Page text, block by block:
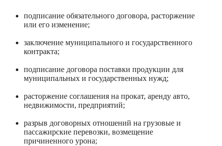
подписание обязательного договора, расторжение
или его изменение;
заключение муниципального и государственного
контракта;
подписание договора поставки продукции для
муниципальных и государственных нужд;
расторжение соглашения на прокат, аренду авто,
недвижимости, предприятий;
разрыв договорных отношений на грузовые и
пассажирские перевозки, возмещение
причиненного урона;